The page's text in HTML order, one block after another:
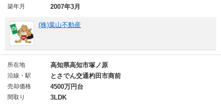
築年月 2007年3月
(株)葉山不動産
所在地 高知県高知市塚ノ原
沿線・駅 とさでん交通杓田市商前
売却価格 4500万円台
間取り 3LDK